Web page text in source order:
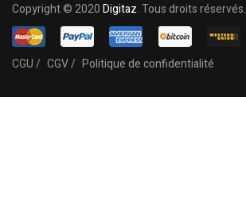
Copyright © 2020Digitaz. Tous droits réservés.
CGU / CGV / Politique de confidentialité